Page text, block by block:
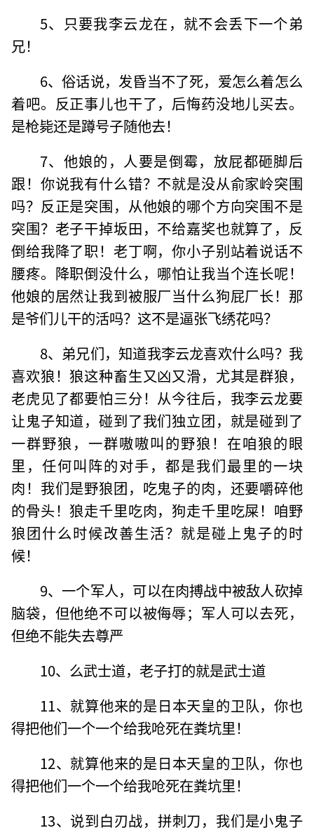
5、只要我李云龙在，就不会丢下一个弟
兄！
6、俗话说，发昏当不了死，爱怎么着怎么
着吧。反正事儿也干了，后悔药没地儿买去。
是枪毙还是蹲号子随他去！
7、他娘的，人要是倒霉，放屁都砸脚后
跟！你说我有什么错？不就是没从俞家岭突围
吗？反正是突围，从他娘的哪个方向突围不是
突围？老子干掉坂田，不给嘉奖也就算了，反
倒给我降了职！老丁啊，你小子别站着说话不
腰疼。降职倒没什么，哪怕让我当个连长呢！
他娘的居然让我到被服厂当什么狗屁厂长！那
是爷们儿干的活吗？这不是逼张飞绣花吗？
8、弟兄们，知道我李云龙喜欢什么吗？我
喜欢狼！狼这种畜生又凶又滑，尤其是群狼，
老虎见了都要怕三分！从今往后，我李云龙要
让鬼子知道，碰到了我们独立团，就是碰到了
一群野狼，一群嗷嗷叫的野狼！在咱狼的眼
里，任何叫阵的对手，都是我们最里的一块
肉！我们是野狼团，吃鬼子的肉，还要嚼碎他
的骨头！狼走千里吃肉，狗走千里吃屎！咱野
狼团什么时候改善生活？就是碰上鬼子的时
候！
9、一个军人，可以在肉搏战中被敌人砍掉
脑袋，但他绝不可以被侮辱；军人可以去死，
但绝不能失去尊严
10、么武士道，老子打的就是武士道
11、就算他来的是日本天皇的卫队，你也
得把他们一个一个给我呛死在粪坑里！
12、就算他来的是日本天皇的卫队，你也
得把他们一个一个给我呛死在粪坑里！
13、说到白刃战，拼刺刀，我们是小鬼子